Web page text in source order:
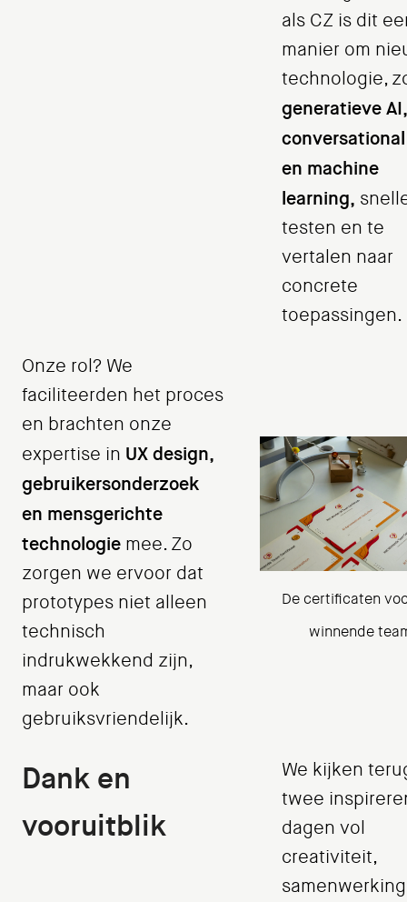
als CZ is dit
manier om
technologie,
generatieve AI,
en machine
learning,
testen en te
vertalen naar
concrete
toepassingen.
Onze rol? We
faciliteerden het proces
en brachten onze
expertise in UX design,
gebruikersonderzoek
en mensgerichte
technologie mee. Zo
zorgen we ervoor dat
prototypes niet alleen
technisch
indrukwekkend zijn,
maar ook
gebruiksvriendelijk.
De certificaten
winnende
Dank en
vooruitblik
We kijken
twee
dagen vol
creativiteit,